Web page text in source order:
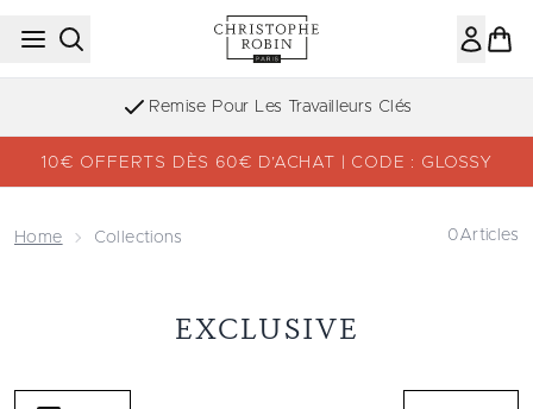
Passer au contenu principal
Remise Pour Les Travailleurs Clés
10€ OFFERTS DÈS 60€ D’ACHAT | CODE : GLOSSY
Home Collections 0Articles
EXCLUSIVE